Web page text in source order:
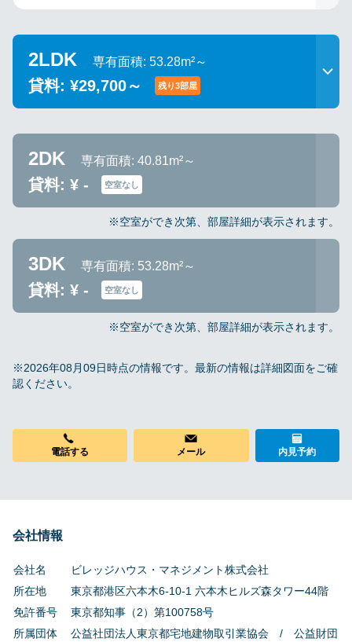
2LDK 専有面積: 53.28m²～
貸料: ¥29,700～ 残り3部屋
2DK 専有面積: 40.81m²～
貸料: ¥ - 空室なし
※空室ができ次第、部屋詳細が表示されます。
3DK 専有面積: 53.28m²～
貸料: ¥ - 空室なし
※空室ができ次第、部屋詳細が表示されます。
※2026年08月09日時点の情報です。最新の情報は詳細図面をご確
認ください。
電話する メール 内見予約
会社情報
会社名
ビレッジハウス・マネジメント株式会社
所在地
東京都港区六本木6-10-1 六本木ヒルズ森タワー44階
免許番号
東京都知事（2）第100758号
所属団体
公益社団法人東京都宅地建物取引業協会 / 公益財団